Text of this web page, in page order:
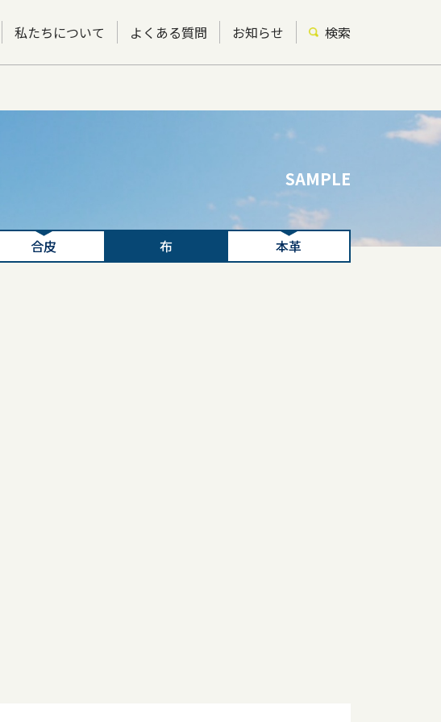
私たちについて よくある質問 お知らせ 検索
SAMPLE
合皮 布 本革